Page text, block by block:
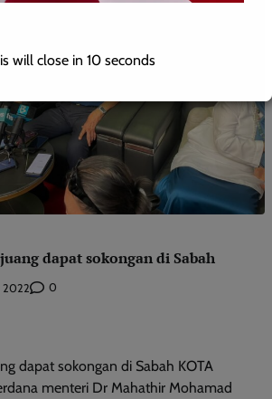
dapat sokongan di Sabah
2022 0
dapat sokongan di Sabah KOTA
menteri Dr Mahathir Mohamad
will close in9seconds